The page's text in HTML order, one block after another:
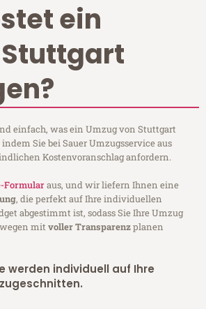
ein
einfach, was ein Umzug von Stuttgart
Sie bei Sauer Umzugsservice aus
Kostenvoranschlag anfordern.
Formularaus, und wir liefern Ihnen eine
, die perfekt auf Ihre individuellen
abgestimmt ist, sodass Sie Ihre Umzug
mitvoller Transparenzplanen
werden individuell auf Ihre